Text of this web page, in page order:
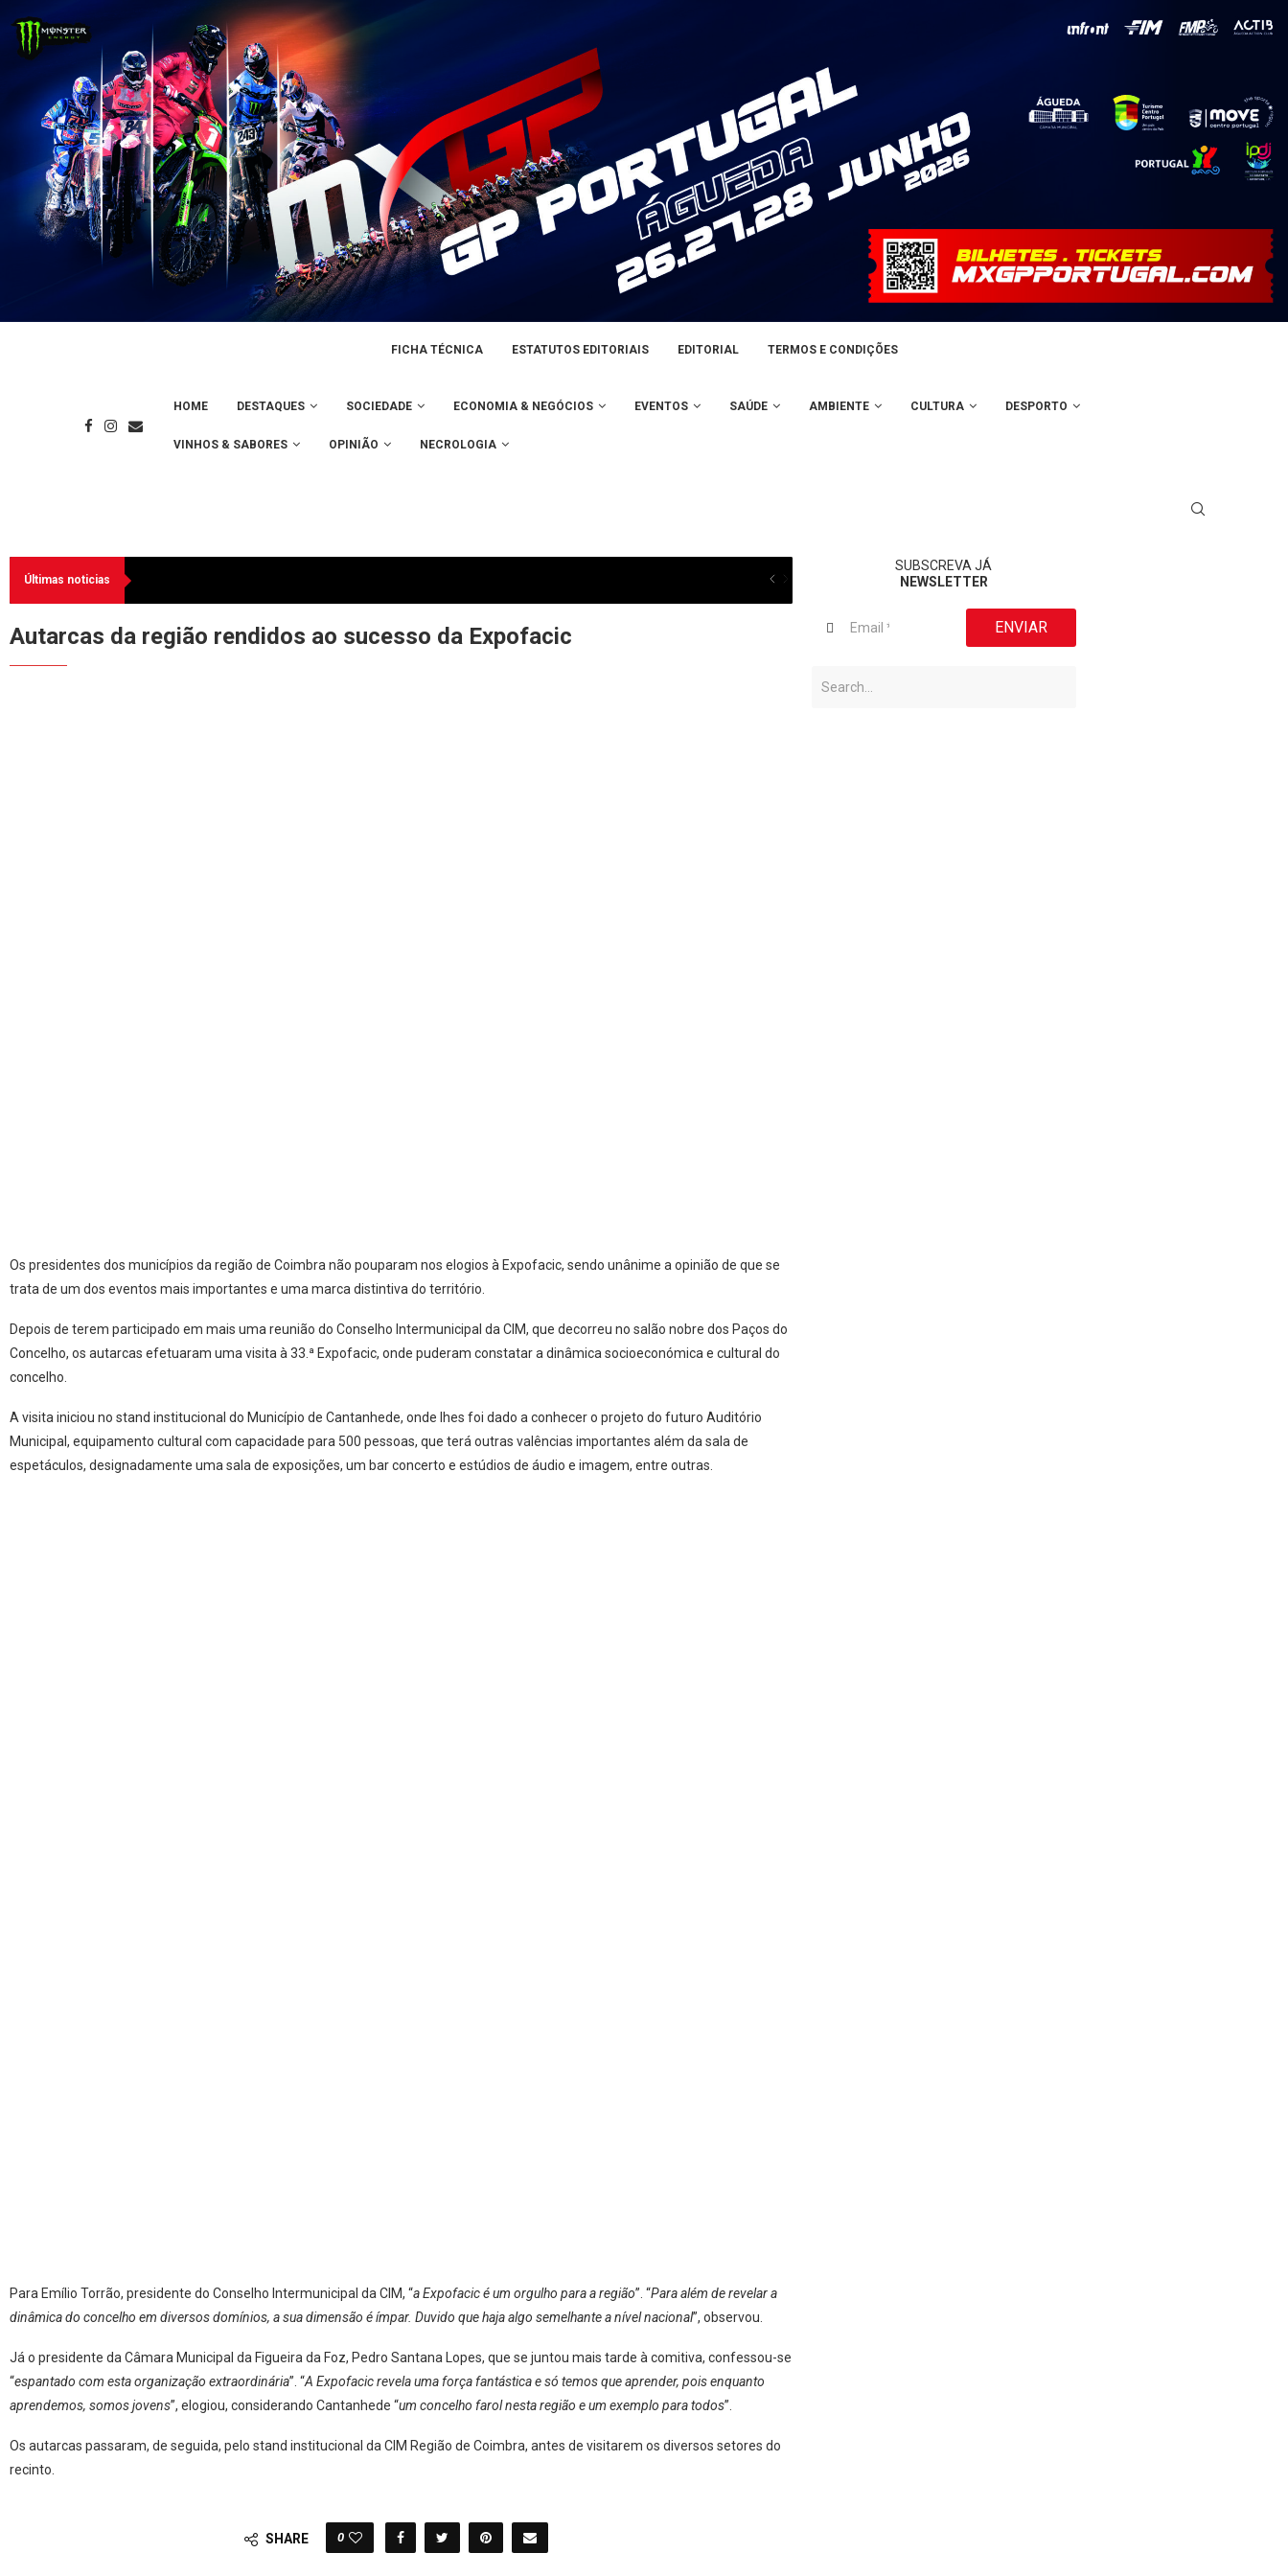
FICHA TÉCNICA ESTATUTOS EDITORIAIS EDITORIAL TERMOS E CONDIÇÕES
HOME DESTAQUES SOCIEDADE ECONOMIA & NEGÓCIOS EVENTOS SAÚDE AMBIENTE CULTURA DESPORTO
VINHOS & SABORES OPINIÃO NECROLOGIA
Últimas noticias
Autarcas da região rendidos ao sucesso da Expofacic
Os presidentes dos municípios da região de Coimbra não pouparam nos elogios à Expofacic, sendo unânime a opinião de que se
trata de um dos eventos mais importantes e uma marca distintiva do território.
Depois de terem participado em mais uma reunião do Conselho Intermunicipal da CIM, que decorreu no salão nobre dos Paços do
Concelho, os autarcas efetuaram uma visita à 33.ª Expofacic, onde puderam constatar a dinâmica socioeconómica e cultural do
concelho.
A visita iniciou no stand institucional do Município de Cantanhede, onde lhes foi dado a conhecer o projeto do futuro Auditório
Municipal, equipamento cultural com capacidade para 500 pessoas, que terá outras valências importantes além da sala de
espetáculos, designadamente uma sala de exposições, um bar concerto e estúdios de áudio e imagem, entre outras.
Para Emílio Torrão, presidente do Conselho Intermunicipal da CIM, “a Expofacic é um orgulho para a região”. “Para além de revelar a
dinâmica do concelho em diversos domínios, a sua dimensão é ímpar. Duvido que haja algo semelhante a nível nacional”, observou.
Já o presidente da Câmara Municipal da Figueira da Foz, Pedro Santana Lopes, que se juntou mais tarde à comitiva, confessou-se
“espantado com esta organização extraordinária”. “A Expofacic revela uma força fantástica e só temos que aprender, pois enquanto
aprendemos, somos jovens”, elogiou, considerando Cantanhede “um concelho farol nesta região e um exemplo para todos”.
Os autarcas passaram, de seguida, pelo stand institucional da CIM Região de Coimbra, antes de visitarem os diversos setores do
recinto.
SHARE 0
SUBSCREVA JÁ
NEWSLETTER
ENVIAR